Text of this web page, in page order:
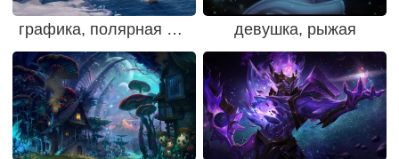
графика, полярная база девушка, рыжая